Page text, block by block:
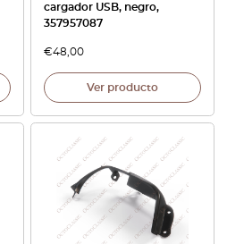
cargador USB, negro,
357957087
€48,00
Ver producto